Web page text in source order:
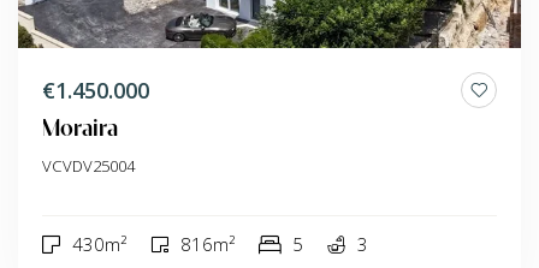
€1.450.000
Moraira
VCVDV25004
430m² 816m² 5 3